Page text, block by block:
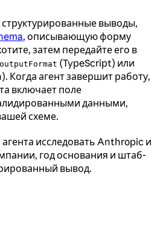
выводы,
, описывающую форму
затем передайте его в
outputFormat (TypeScript) или
Когда агент завершит работу,
включает поле
данными,
схеме.
исследовать Anthropic и
год основания и штаб-
вывод.